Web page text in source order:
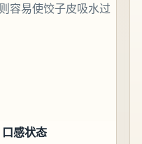
容易使饺子皮吸水过
口感状态